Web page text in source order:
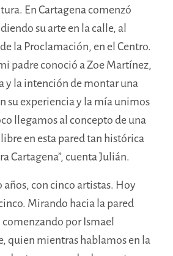
En Cartagena comenzó
su arte en la calle, al
la Proclamación, en el Centro.
padre conoció a Zoe Martínez,
y la intención de montar una
su experiencia y la mía unimos
llegamos al concepto de una
en esta pared tan histórica
Cartagena”, cuenta Julián.
años, con cinco artistas. Hoy
Mirando hacia la pared
por Ismael
quien mientras hablamos en la